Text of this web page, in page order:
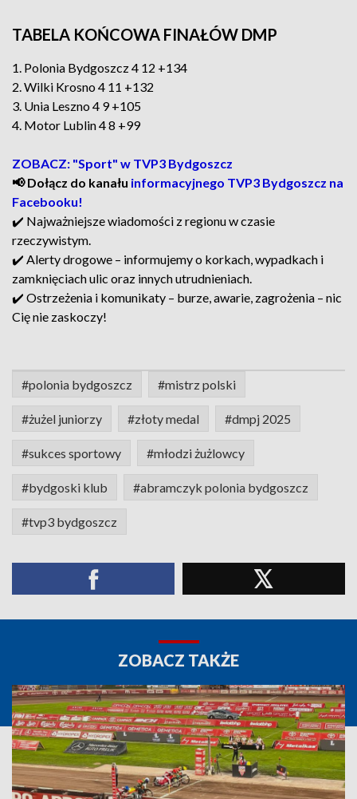
TABELA KOŃCOWA FINAŁÓW DMP
1. Polonia Bydgoszcz 4 12 +134
2. Wilki Krosno 4 11 +132
3. Unia Leszno 4 9 +105
4. Motor Lublin 4 8 +99
ZOBACZ: "Sport" w TVP3 Bydgoszcz
📢 Dołącz do kanału informacyjnego TVP3 Bydgoszcz na
Facebooku!
✔️ Najważniejsze wiadomości z regionu w czasie
rzeczywistym.
✔️ Alerty drogowe – informujemy o korkach, wypadkach i
zamknięciach ulic oraz innych utrudnieniach.
✔️ Ostrzeżenia i komunikaty – burze, awarie, zagrożenia – nic
Cię nie zaskoczy!
#polonia bydgoszcz #mistrz polski
#żużel juniorzy #złoty medal #dmpj 2025
#sukces sportowy #młodzi żużlowcy
#bydgoski klub #abramczyk polonia bydgoszcz
#tvp3 bydgoszcz
ZOBACZ TAKŻE